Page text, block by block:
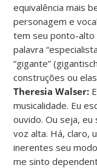
equivalência mais
personagem e
tem seu ponto-alto
palavra
“gigante”
construções ou
Theresia Walser:
musicalidade. Eu
ouvido. Ou seja,
voz alta. Há, claro,
inerentes seu
me sinto